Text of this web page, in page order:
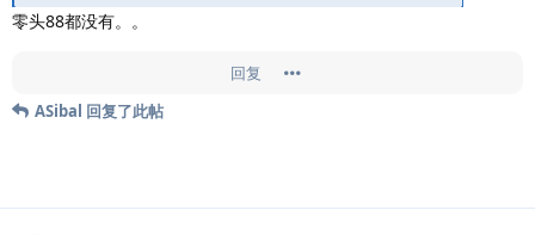
零头88都没有。。
回复
ASibal 回复了此帖